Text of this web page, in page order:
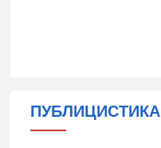
ПУБЛИЦИСТИКА